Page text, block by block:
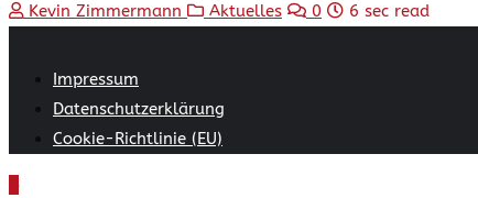
Kevin Zimmermann Aktuelles 0 6 sec read
Impressum
Datenschutzerklärung
Cookie-Richtlinie (EU)